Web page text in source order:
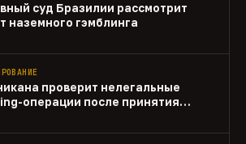
суд Бразилии рассмотрит
наземного гэмблинга
проверит нелегальные
операции после принятия